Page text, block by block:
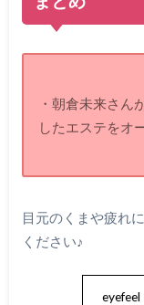
・朝倉未来さん
したエステをオ
目元のくまや疲れ
ください♪